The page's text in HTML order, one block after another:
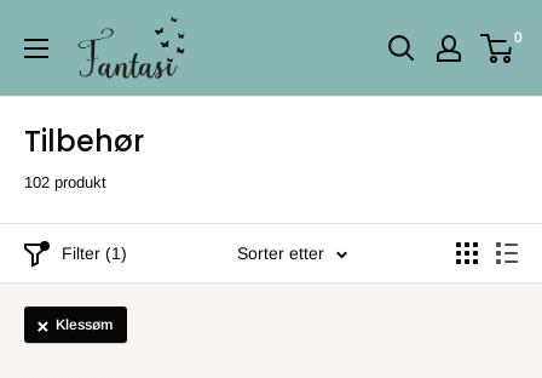
0
Tilbehør
102 produkt
Filter (1) Sorter etter
Klessøm